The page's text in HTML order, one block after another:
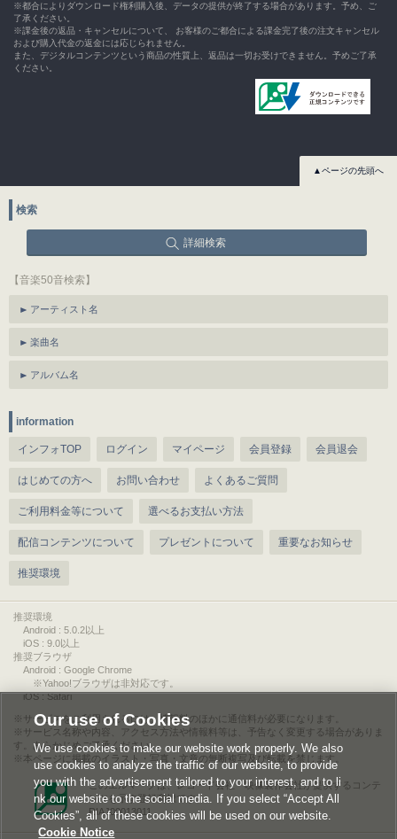
※都合によりダウンロード権利購入後、データの提供が終了する場合があります。予め、ご
了承ください。
※課金後の返品・キャンセルについて、 お客様のご都合による課金完了後の注文キャンセル
および購入代金の返金には応じられません。
また、デジタルコンテンツという商品の性質上、返品は一切お受けできません。予めご了承
ください。
▲ページの先頭へ
検索
詳細検索
【音楽50音検索】
アーティスト名
楽曲名
アルバム名
information
インフォTOP ログイン マイページ 会員登録 会員退会
はじめての方へ お問い合わせ よくあるご質問
ご利用料金等について 選べるお支払い方法
配信コンテンツについて プレゼントについて 重要なお知らせ
推奨環境
推奨環境
Android : 5.0.2以上
iOS : 9.0以上
推奨ブラウザ
Android : Google Chrome
※Yahoo!ブラウザは非対応です。
iOS : Safari
サービスをご利用されるには、情報料のほかに通信料が必要になります。
サービス名称や内容、アクセス方法や情報料等は、予告なく変更する場合がありま
す。あらかじめご了承ください。
本ページに掲載のイラスト・写真・文章の無断複写及び転載を禁じます。
このエルマークは、レコード会社・映像製作会社が提供するコンテ
ンツを示す登録商標です。
RIAJ00013011
Our use of Cookies
We use cookies to make our website work properly. We also
use cookies to analyze the traffic of our website, to provide
you with the advertisement tailored to your interest, and to li
nk our website to the social media. If you select “Accept All
Cookies”, all of these cookies will be used on our website.
Cookie Notice